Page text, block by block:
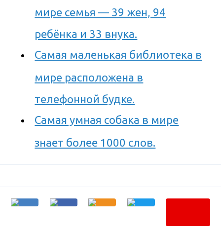
мире семья — 39 жен, 94
ребёнка и 33 внука.
Самая маленькая библиотека в
мире расположена в
телефонной будке.
Самая умная собака в мире
знает более 1000 слов.